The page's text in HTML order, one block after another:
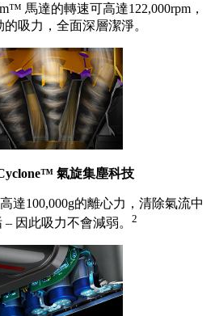
馬達的轉速可高達122,000rpm，
吸力，全面深層潔淨。
氣旋集塵科技
達100,000g的離心力，清除氣流中
– 因此吸力不會減弱。 2